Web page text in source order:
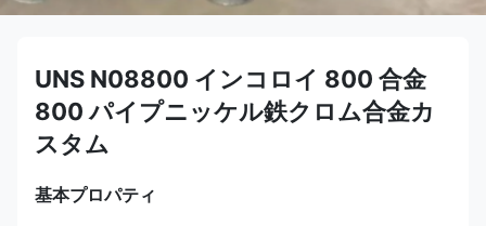
UNS N08800 インコロイ 800 合金
800 パイプニッケル鉄クロム合金カ
スタム
基本プロパティ